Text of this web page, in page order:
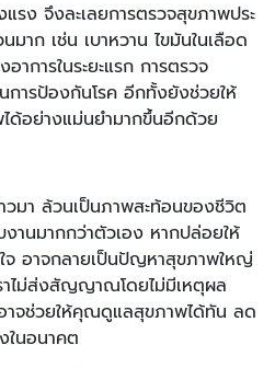
รง จึงละเลยการตรวจสุขภาพประ
มาก เช่น เบาหวาน ไขมันในเลือด
าการในระยะแรก การตรวจ
ารป้องกันโรค อีกทั้งยังช่วยให้
ด้อย่างแม่นยำมากขึ้นอีกด้วย
า ล้วนเป็นภาพสะท้อนของชีวิต
านมากกว่าตัวเอง หากปล่อยให้
จ อาจกลายเป็นปัญหาสุขภาพใหญ่
าไม่ส่งสัญญาณโดยไม่มีเหตุผล
จช่วยให้คุณดูแลสุขภาพได้ทัน ลด
ในอนาคต